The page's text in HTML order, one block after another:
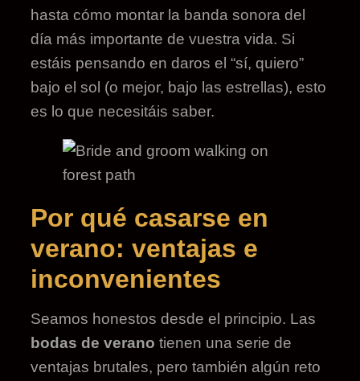
hasta cómo montar la banda sonora del
día más importante de vuestra vida. Si
estáis pensando en daros el “sí, quiero”
bajo el sol (o mejor, bajo las estrellas), esto
es lo que necesitáis saber.
Por qué casarse en
verano: ventajas e
inconvenientes
Seamos honestos desde el principio. Las
bodas de verano tienen una serie de
ventajas brutales, pero también algún reto